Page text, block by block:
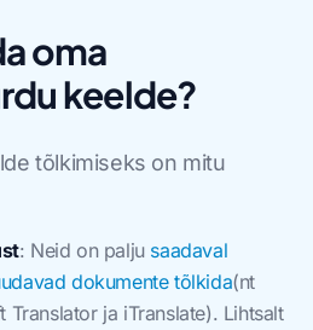
oma
keelde?
tõlkimiseks on mitu
: Neid on palju saadaval
dokumente tõlkida(nt
ja iTranslate). Lihtsalt